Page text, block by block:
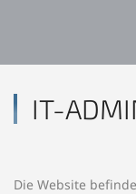
IT-
Die Website